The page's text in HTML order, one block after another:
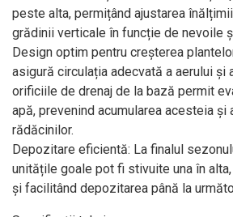
peste alta, permițând ajustarea
grădinii verticale în funcție de nevoile
Design optim pentru creșterea
asigură circulația adecvată a aerului și
orificiile de drenaj de la bază permit
apă, prevenind acumularea acesteia și
rădăcinilor.
Depozitare eficientă: La finalul
unitățile goale pot fi stivuite una în
și facilitând depozitarea până la